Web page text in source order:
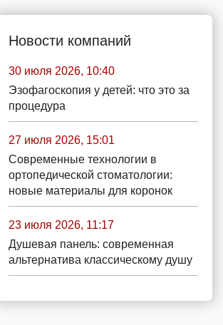
Новости компаний
30 июля 2026, 10:40
Эзофагоскопия у детей: что это за
процедура
27 июля 2026, 15:01
Современные технологии в
ортопедической стоматологии:
новые материалы для коронок
23 июля 2026, 11:17
Душевая панель: современная
альтернатива классическому душу